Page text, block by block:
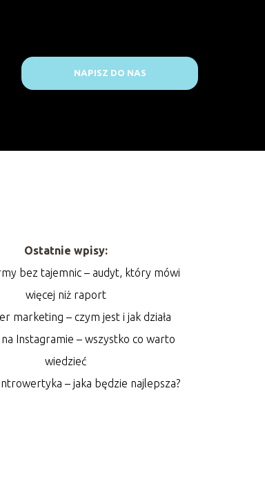
NAPISZ DO NAS
Ostatnie wpisy:
bez tajemnic – audyt, który mówi
więcej niż raport
marketing – czym jest i jak działa
na Instagramie – wszystko co warto
wiedzieć
– jaka będzie najlepsza?